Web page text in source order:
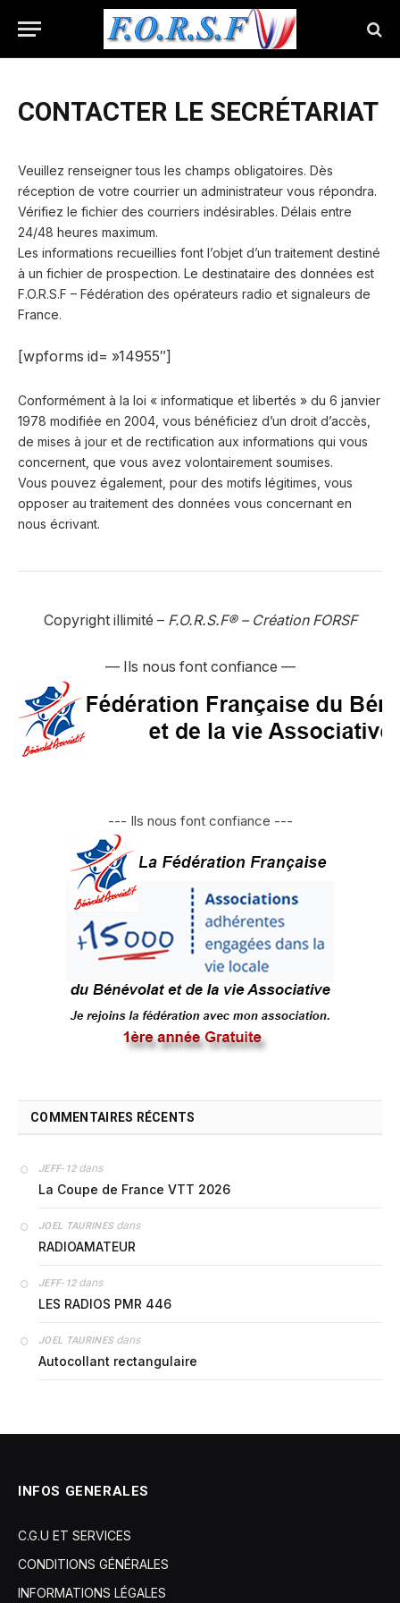
CONTACTER LE SECRÉTARIAT
Veuillez renseigner tous les champs obligatoires. Dès
réception de votre courrier un administrateur vous répondra.
Vérifiez le fichier des courriers indésirables. Délais entre
24/48 heures maximum.
Les informations recueillies font l’objet d’un traitement destiné
à un fichier de prospection. Le destinataire des données est
F.O.R.S.F – Fédération des opérateurs radio et signaleurs de
France.
[wpforms id= »14955″]
Conformément à la loi « informatique et libertés » du 6 janvier
1978 modifiée en 2004, vous bénéficiez d’un droit d’accès,
de mises à jour et de rectification aux informations qui vous
concernent, que vous avez volontairement soumises.
Vous pouvez également, pour des motifs légitimes, vous
opposer au traitement des données vous concernant en
nous écrivant.
Copyright illimité – F.O.R.S.F®– Création FORSF
— Ils nous font confiance —
--- Ils nous font confiance ---
COMMENTAIRES RÉCENTS
JEFF-12dans
La Coupe de France VTT 2026
JOEL TAURINESdans
RADIOAMATEUR
JEFF-12dans
LES RADIOS PMR 446
JOEL TAURINESdans
Autocollant rectangulaire
INFOS GENERALES
C.G.U ET SERVICES
CONDITIONS GÉNÉRALES
INFORMATIONS LÉGALES